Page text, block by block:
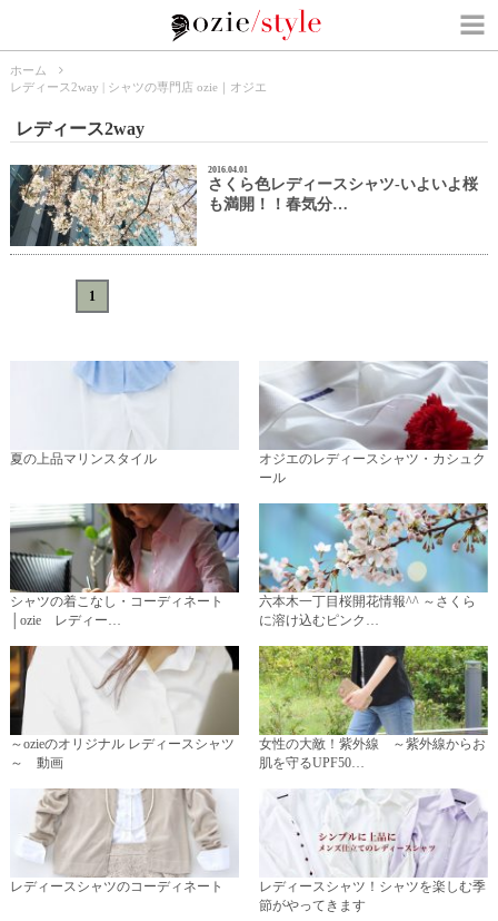
ホーム
レディース2way | シャツの専門店 ozie｜オジエ
レディース2way
2016.04.01
さくら色レディースシャツ-いよいよ桜
も満開！！春気分…
1
夏の上品マリンスタイル
オジエのレディースシャツ・カシュク
ール
シャツの着こなし・コーディネート
│ozie レディー…
六本木一丁目桜開花情報^^ ～さくら
に溶け込むピンク…
～ozieのオリジナル レディースシャツ
～ 動画
女性の大敵！紫外線 ～紫外線からお
肌を守るUPF50…
レディースシャツのコーディネート
レディースシャツ！シャツを楽しむ季
節がやってきます